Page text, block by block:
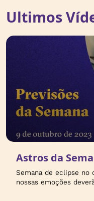
Ultimos
Astros da
Semana de eclipse no
nossas emoções